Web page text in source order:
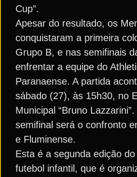
Cup”.
Apesar do resultado, os
conquistaram a primeira
Grupo B, e nas semifinais
enfrentar a equipe do
Paranaense. A partida
sábado (27), às 15h30, no
Municipal “Bruno
semifinal será o confronto
e Fluminense.
Esta é a segunda edição
futebol infantil, que é